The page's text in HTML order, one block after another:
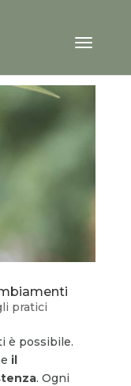
pratici
è possibile.
il
. Ogni